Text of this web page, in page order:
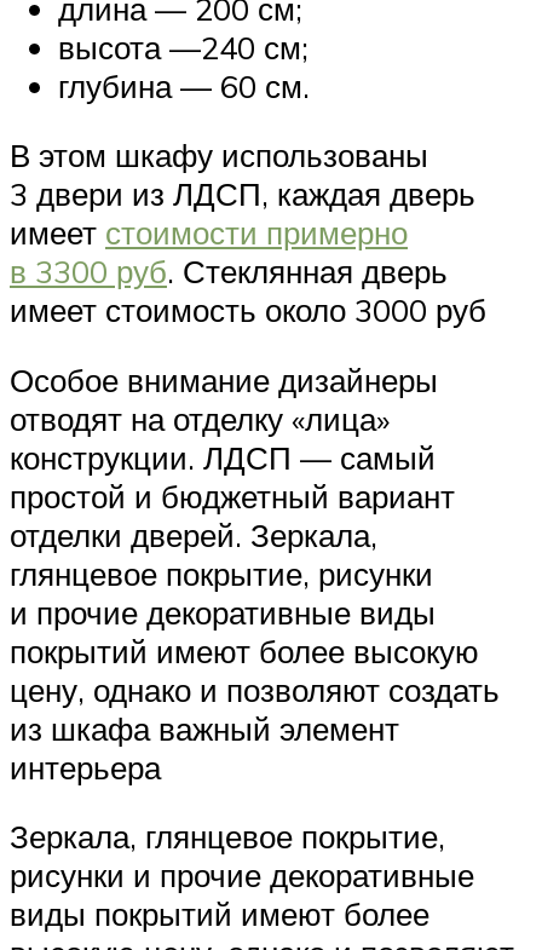
длина — 200 см;
высота —240 см;
глубина — 60 см.
В этом шкафу использованы
3 двери из ЛДСП, каждая дверь
имеет стоимости примерно
в 3300 руб. Стеклянная дверь
имеет стоимость около 3000 руб
Особое внимание дизайнеры
отводят на отделку «лица»
конструкции. ЛДСП — самый
простой и бюджетный вариант
отделки дверей. Зеркала,
глянцевое покрытие, рисунки
и прочие декоративные виды
покрытий имеют более высокую
цену, однако и позволяют создать
из шкафа важный элемент
интерьера
Зеркала, глянцевое покрытие,
рисунки и прочие декоративные
виды покрытий имеют более